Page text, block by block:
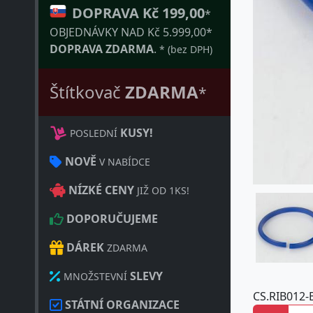
DOPRAVA Kč 199,00*
OBJEDNÁVKY NAD Kč 5.999,00*
DOPRAVA ZDARMA. * (bez DPH)
Štítkovač ZDARMA*
POSLEDNÍ KUSY!
NOVĚ V NABÍDCE
NÍZKÉ CENY JIŽ OD 1KS!
DOPORUČUJEME
DÁREK ZDARMA
MNOŽSTEVNÍ SLEVY
STÁTNÍ ORGANIZACE
CS.RIB012-